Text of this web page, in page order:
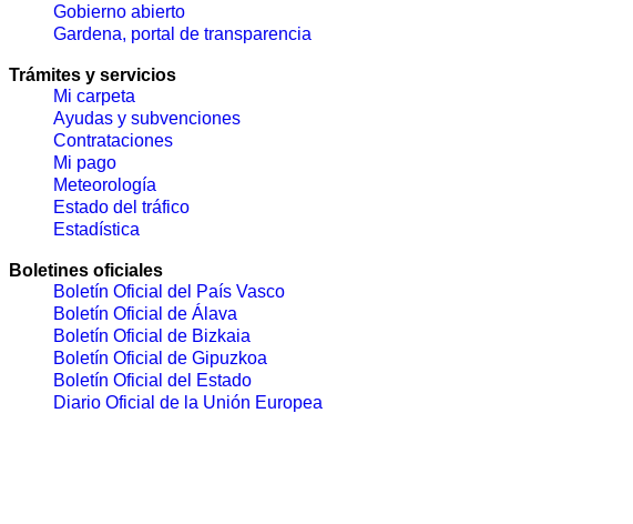
Gobierno abierto
Gardena, portal de transparencia
Trámites y servicios
Mi carpeta
Ayudas y subvenciones
Contrataciones
Mi pago
Meteorología
Estado del tráfico
Estadística
Boletines oficiales
Boletín Oficial del País Vasco
Boletín Oficial de Álava
Boletín Oficial de Bizkaia
Boletín Oficial de Gipuzkoa
Boletín Oficial del Estado
Diario Oficial de la Unión Europea